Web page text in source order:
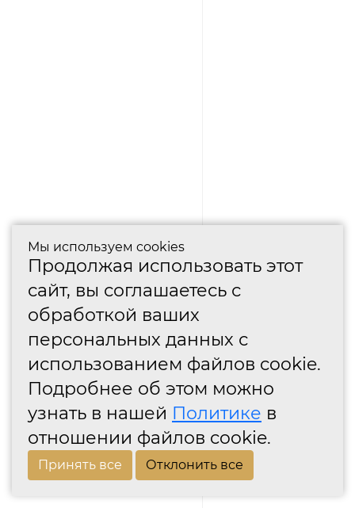
Мы используем cookies
Продолжая использовать этот
сайт, вы соглашаетесь с
обработкой ваших
персональных данных с
использованием файлов cookie.
Подробнее об этом можно
узнать в нашей Политике в
отношении файлов cookie.
Принять все Отклонить все